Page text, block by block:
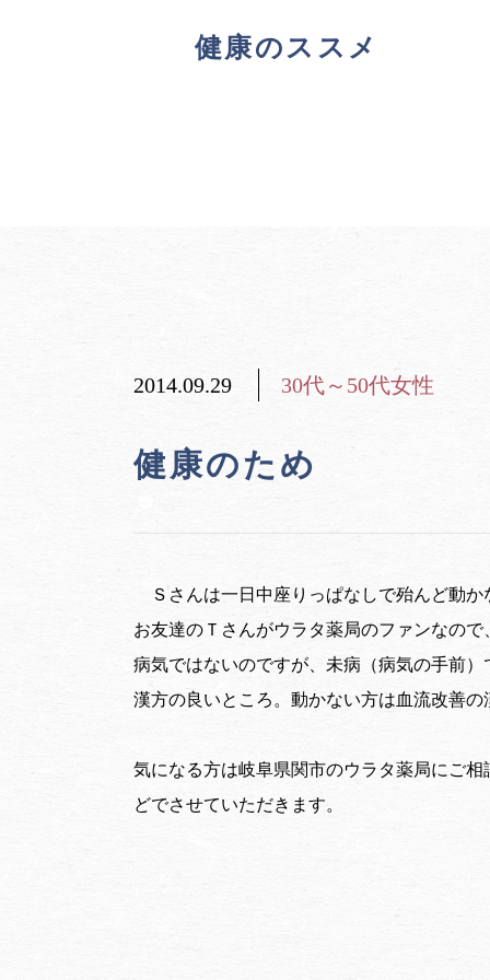
健康のススメ
2014.09.29 30代～50代女性
健康のため
Ｓさんは一日中座りっぱなしで殆んど動
お友達のＴさんがウラタ薬局のファンなの
病気ではないのですが、未病（病気の手前
漢方の良いところ。動かない方は血流改善
気になる方は岐阜県関市のウラタ薬局にご
どでさせていただきます。